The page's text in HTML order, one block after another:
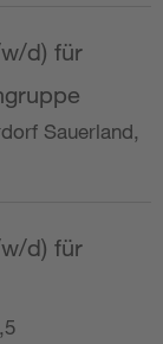
d) für
Sauerland,
d) für